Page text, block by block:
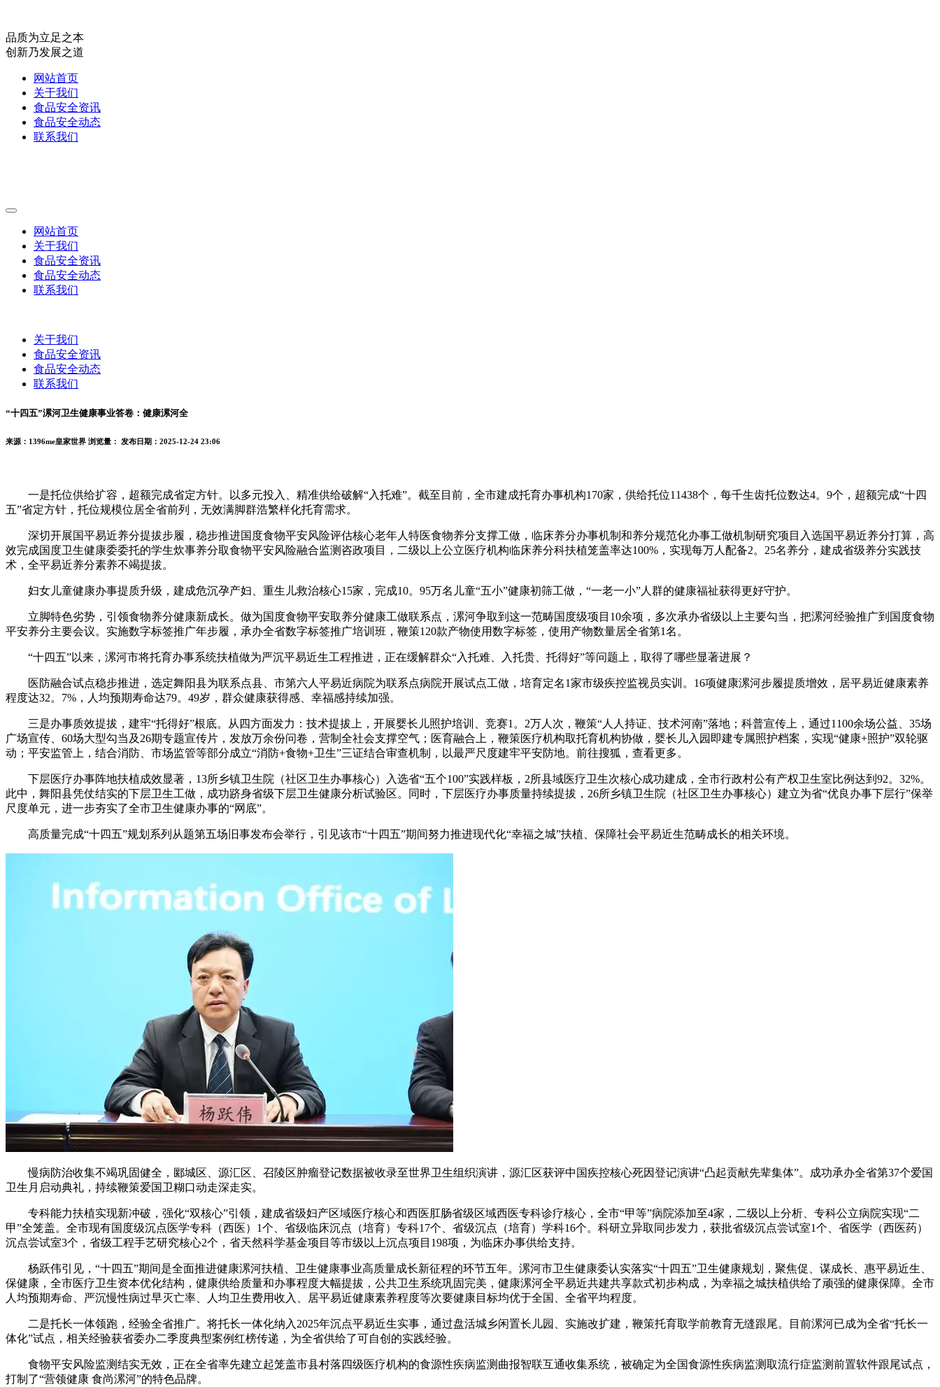
品质为立足之本
创新乃发展之道
网站首页
关于我们
食品安全资讯
食品安全动态
联系我们
网站首页
关于我们
食品安全资讯
食品安全动态
联系我们
关于我们
食品安全资讯
食品安全动态
联系我们
“十四五”漯河卫生健康事业答卷：健康漯河全
来源：1396me皇家世界 浏览量： 发布日期：2025-12-24 23:06
一是托位供给扩容，超额完成省定方针。以多元投入、精准供给破解“入托难”。截至目前，全市建成托育办事机构170家，供给托位11438个，每千生齿托位数达4。9个，超额完成“十四
五”省定方针，托位规模位居全省前列，无效满脚群浩繁样化托育需求。
深切开展国平易近养分提拔步履，稳步推进国度食物平安风险评估核心老年人特医食物养分支撑工做，临床养分办事机制和养分规范化办事工做机制研究项目入选国平易近养分打算，高
效完成国度卫生健康委委托的学生炊事养分取食物平安风险融合监测咨政项目，二级以上公立医疗机构临床养分科扶植笼盖率达100%，实现每万人配备2。25名养分，建成省级养分实践技
术，全平易近养分素养不竭提拔。
妇女儿童健康办事提质升级，建成危沉孕产妇、重生儿救治核心15家，完成10。95万名儿童“五小”健康初筛工做，“一老一小”人群的健康福祉获得更好守护。
立脚特色劣势，引领食物养分健康新成长。做为国度食物平安取养分健康工做联系点，漯河争取到这一范畴国度级项目10余项，多次承办省级以上主要勾当，把漯河经验推广到国度食物
平安养分主要会议。实施数字标签推广年步履，承办全省数字标签推广培训班，鞭策120款产物使用数字标签，使用产物数量居全省第1名。
“十四五”以来，漯河市将托育办事系统扶植做为严沉平易近生工程推进，正在缓解群众“入托难、入托贵、托得好”等问题上，取得了哪些显著进展？
医防融合试点稳步推进，选定舞阳县为联系点县、市第六人平易近病院为联系点病院开展试点工做，培育定名1家市级疾控监视员实训。16项健康漯河步履提质增效，居平易近健康素养
程度达32。7%，人均预期寿命达79。49岁，群众健康获得感、幸福感持续加强。
三是办事质效提拔，建牢“托得好”根底。从四方面发力：技术提拔上，开展婴长儿照护培训、竞赛1。2万人次，鞭策“人人持证、技术河南”落地；科普宣传上，通过1100余场公益、35场
广场宣传、60场大型勾当及26期专题宣传片，发放万余份问卷，营制全社会支撑空气；医育融合上，鞭策医疗机构取托育机构协做，婴长儿入园即建专属照护档案，实现“健康+照护”双轮驱
动；平安监管上，结合消防、市场监管等部分成立“消防+食物+卫生”三证结合审查机制，以最严尺度建牢平安防地。前往搜狐，查看更多。
下层医疗办事阵地扶植成效显著，13所乡镇卫生院（社区卫生办事核心）入选省“五个100”实践样板，2所县域医疗卫生次核心成功建成，全市行政村公有产权卫生室比例达到92。32%。
此中，舞阳县凭仗结实的下层卫生工做，成功跻身省级下层卫生健康分析试验区。同时，下层医疗办事质量持续提拔，26所乡镇卫生院（社区卫生办事核心）建立为省“优良办事下层行”保举
尺度单元，进一步夯实了全市卫生健康办事的“网底”。
高质量完成“十四五”规划系列从题第五场旧事发布会举行，引见该市“十四五”期间努力推进现代化“幸福之城”扶植、保障社会平易近生范畴成长的相关环境。
慢病防治收集不竭巩固健全，郾城区、源汇区、召陵区肿瘤登记数据被收录至世界卫生组织演讲，源汇区获评中国疾控核心死因登记演讲“凸起贡献先辈集体”。成功承办全省第37个爱国
卫生月启动典礼，持续鞭策爱国卫糊口动走深走实。
专科能力扶植实现新冲破，强化“双核心”引领，建成省级妇产区域医疗核心和西医肛肠省级区域西医专科诊疗核心，全市“甲等”病院添加至4家，二级以上分析、专科公立病院实现“二
甲”全笼盖。全市现有国度级沉点医学专科（西医）1个、省级临床沉点（培育）专科17个、省级沉点（培育）学科16个。科研立异取同步发力，获批省级沉点尝试室1个、省医学（西医药）
沉点尝试室3个，省级工程手艺研究核心2个，省天然科学基金项目等市级以上沉点项目198项，为临床办事供给支持。
杨跃伟引见，“十四五”期间是全面推进健康漯河扶植、卫生健康事业高质量成长新征程的环节五年。漯河市卫生健康委认实落实“十四五”卫生健康规划，聚焦促、谋成长、惠平易近生、
保健康，全市医疗卫生资本优化结构，健康供给质量和办事程度大幅提拔，公共卫生系统巩固完美，健康漯河全平易近共建共享款式初步构成，为幸福之城扶植供给了顽强的健康保障。全市
人均预期寿命、严沉慢性病过早灭亡率、人均卫生费用收入、居平易近健康素养程度等次要健康目标均优于全国、全省平均程度。
二是托长一体领跑，经验全省推广。将托长一体化纳入2025年沉点平易近生实事，通过盘活城乡闲置长儿园、实施改扩建，鞭策托育取学前教育无缝跟尾。目前漯河已成为全省“托长一
体化”试点，相关经验获省委办二季度典型案例红榜传递，为全省供给了可自创的实践经验。
食物平安风险监测结实无效，正在全省率先建立起笼盖市县村落四级医疗机构的食源性疾病监测曲报智联互通收集系统，被确定为全国食源性疾病监测取流行症监测前置软件跟尾试点，
打制了“营领健康 食尚漯河”的特色品牌。